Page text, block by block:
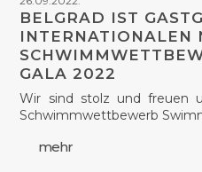
BELGRAD IST
INTERNATIONALEN
GALA 2022
Wir sind stolz und freuen
Schwimmwettbewerb
mehr